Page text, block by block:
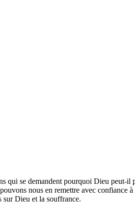
se demandent pourquoi Dieu peut-il
nous en remettre avec confiance
sur Dieu et la souffrance.